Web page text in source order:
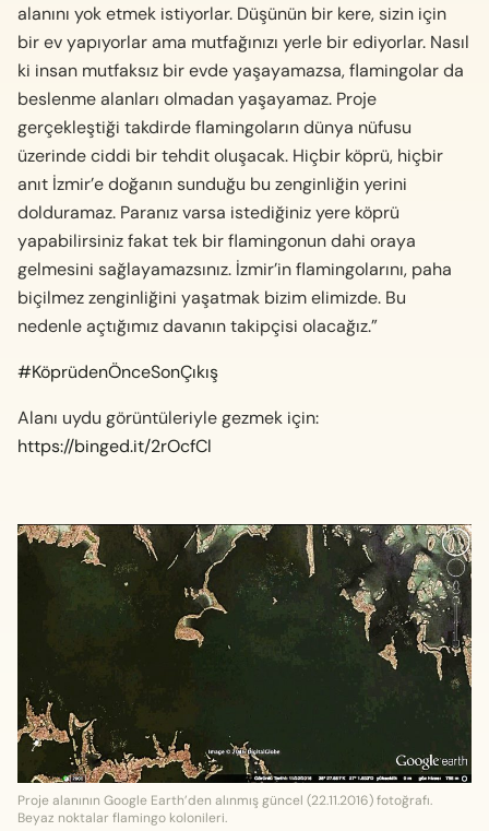
alanını yok etmek istiyorlar. Düşünün bir kere, sizin için
bir ev yapıyorlar ama mutfağınızı yerle bir ediyorlar. Nasıl
ki insan mutfaksız bir evde yaşayamazsa, flamingolar da
beslenme alanları olmadan yaşayamaz. Proje
gerçekleştiği takdirde flamingoların dünya nüfusu
üzerinde ciddi bir tehdit oluşacak. Hiçbir köprü, hiçbir
anıt İzmir’e doğanın sunduğu bu zenginliğin yerini
dolduramaz. Paranız varsa istediğiniz yere köprü
yapabilirsiniz fakat tek bir flamingonun dahi oraya
gelmesini sağlayamazsınız. İzmir’in flamingolarını, paha
biçilmez zenginliğini yaşatmak bizim elimizde. Bu
nedenle açtığımız davanın takipçisi olacağız.”
#KöprüdenÖnceSonÇıkış
Alanı uydu görüntüleriyle gezmek için:
https://binged.it/2rOcfCl
Proje alanının Google Earth’den alınmış güncel (22.11.2016) fotoğrafı.
Beyaz noktalar flamingo kolonileri.